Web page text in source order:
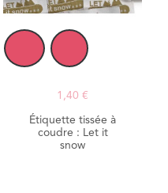
Étiquette tissée à
coudre : Let it
snow
1,40 €